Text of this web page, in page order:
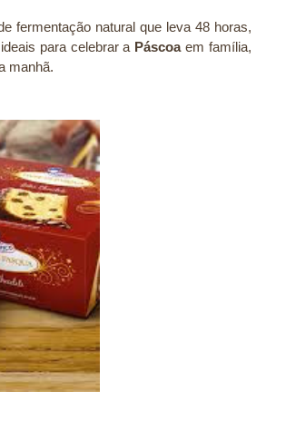
fermentação natural que leva 48 horas,
para celebrar a Páscoaem família,
manhã.